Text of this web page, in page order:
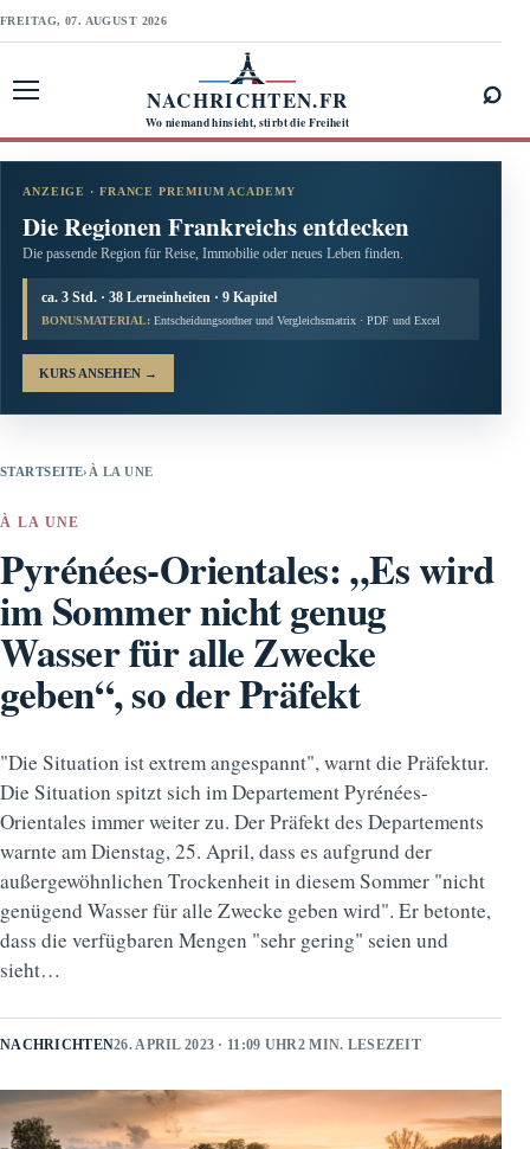
FREITAG, 07. AUGUST 2026
NACHRICHTEN.FR
Wo niemand hinsieht, stirbt die Freiheit
⌕
ANZEIGE · FRANCE PREMIUM ACADEMY
Die Regionen Frankreichs entdecken
Die passende Region für Reise, Immobilie oder neues Leben finden.
ca. 3 Std. · 38 Lerneinheiten · 9 Kapitel
BONUSMATERIAL: Entscheidungsordner und Vergleichsmatrix · PDF und Excel
KURS ANSEHEN →
STARTSEITE› À LA UNE
À LA UNE
Pyrénées-Orientales: „Es wird
im Sommer nicht genug
Wasser für alle Zwecke
geben“, so der Präfekt
"Die Situation ist extrem angespannt", warnt die Präfektur.
Die Situation spitzt sich im Departement Pyrénées-
Orientales immer weiter zu. Der Präfekt des Departements
warnte am Dienstag, 25. April, dass es aufgrund der
außergewöhnlichen Trockenheit in diesem Sommer "nicht
genügend Wasser für alle Zwecke geben wird". Er betonte,
dass die verfügbaren Mengen "sehr gering" seien und
sieht…
NACHRICHTEN26. APRIL 2023 · 11:09 UHR2 MIN. LESEZEIT